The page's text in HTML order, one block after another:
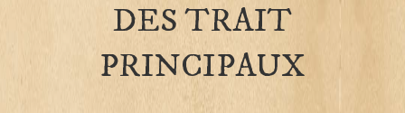
DES TRAIT
PRINCIPAUX